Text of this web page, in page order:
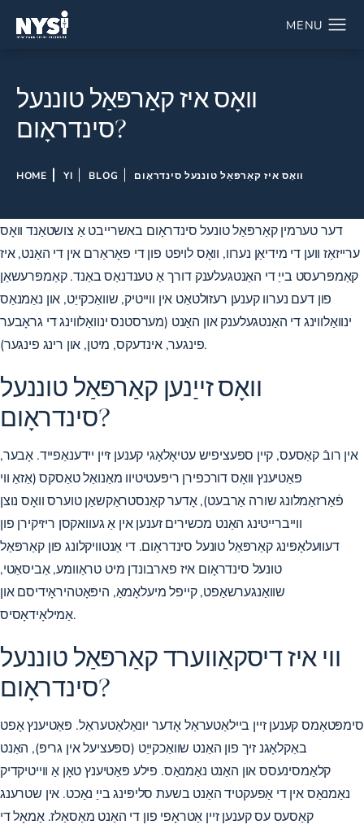
וואָס איז קאַרפּאַל טוננעל
סינדראָום?
HOME YI BLOG וואָס איז קאַרפּאַל טוננעל סינדראָום
דער טערמין קאַרפּאַל טונעל סינדראָום באשרייבט אַ צושטאַנד וואָס
ערייזאַז ווען די מידיאַן נערוו, וואָס לויפט פון די פאָראַרם אין די האַנט, איז
קאַמפּרעסט בייַ די האַנטגעלענק דורך אַ טענדנאַס באַנד. קאַמפּרעשאַן
פון דעם נערוו קענען רעזולטאַט אין ווייטיק, שוואַכקייַט, און נאַמנאַס
ינוואַלווינג די האַנטגעלענק און האַנט (מערסטנס ינוואַלווינג די גראָבער
פינגער, אינדעקס, מיטן, און רינג פינגער).
וואָס זייַנען קאַרפּאַל טוננעל
סינדראָום?
אין רובֿ קאַסעס, קיין ספּעציפיש עטיאָלאָגי קענען זיין יידענאַפייד. אָבער,
פּאַטיענץ וואָס דורכפירן ריפּעטיטיוו מאַנואַל טאַסקס (אַזאַ ווי
פֿאַרזאַמלונג שורה אַרבעט), אָדער קאַנסטראַקשאַן טוערס וואָס נוצן
ווייברייטינג האַנט מכשירים זענען אין אַ געוואקסן ריזיקירן פון
דעוועלאָפּינג קאַרפּאַל טונעל סינדראָום. די אַנטוויקלונג פון קאַרפּאַל
טונעל סינדראָום איז פארבונדן מיט טראַוומע, אַביסאַטי,
שוואַנגערשאַפט, קייפל מיעלאָמאַ, היפּאָטהיראָידיסם און
אַמילאָידאָסיס.
ווי איז דיסקאַווערד קאַרפּאַל טוננעל
סינדראָום?
סימפּטאָמס קענען זיין ביילאַטעראַל אָדער יונאַלאַטעראַל. פּאַטיענץ אָפט
באַקלאָגנ זיך פון האַנט שוואַכקייַט (ספּעציעל אין גריפּ), האַנט
קלאַמסינעסס און האַנט נאַמנאַס. פילע פּאַטיענץ טאָן אַ ווייטיקדיק
נאַמנאַס אין די אַפעקטיד האַנט בשעת סליפּינג בייַ נאַכט. אין שטרענג
קאַסעס עס קענען זיין אַטראָפי פון די האַנט מאַסאַלז. אַמאָל די